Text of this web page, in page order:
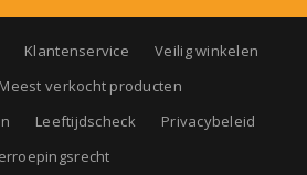
Klantenservice
Veilig winkelen
Meest verkocht producten
Leeftijdscheck
Privacybeleid